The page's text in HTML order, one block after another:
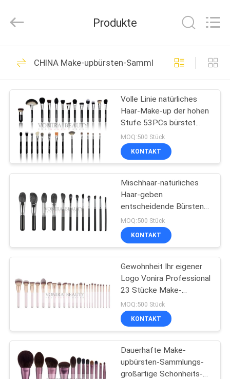
HAUS
PRODUKTE
ÜBER
UNS
FABRIK-
AUSFLUG
QUALITÄTSKONTROLLE
SITEMAP
PRIVACY
POLICY
Reserved.
Luxusmake-
upbürsten
99
Make-upbürsten der
hohen Qualität
142
Eigenmarkenmake-
167
Produkte
CHINA Make-upbürsten-Sammlung
Volle Linie natürliches
Haar-Make-up der hohen
Stufe 53PCs bürstet
Holzgriff
MOQ:500 Stück
KONTAKT
Mischhaar-natürliches
Haar-geben
entscheidende Bürsten-
Sammlungs-Grausamkeit
Soems Vogue frei
MOQ:500 Stück
KONTAKT
Gewohnheit Ihr eigener
Logo Vonira Professional
23 Stücke Make-
upbürsten-Eigenmarken-
Kit Vegan Synthetic
Makeup Brush-Satz-
MOQ:500 Stück
KONTAKT
Dauerhafte Make-
upbürsten-Sammlungs-
großartige Schönheits-